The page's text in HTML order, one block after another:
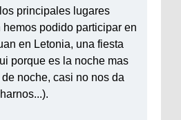
principales lugares
hemos podido participar en
en Letonia, una fiesta
porque es la noche mas
noche, casi no nos da